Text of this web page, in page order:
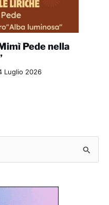
Pede nella
Luglio 2026